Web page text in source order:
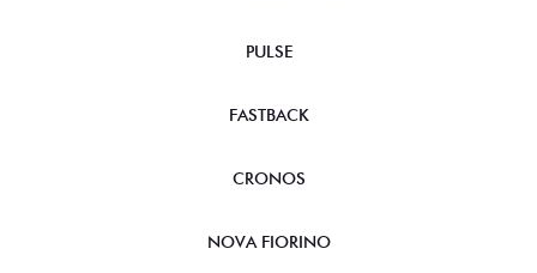
PULSE
FASTBACK
CRONOS
NOVA FIORINO